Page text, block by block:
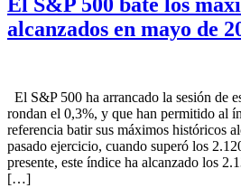
alcanzados en mayo de
El S&P 500 ha arrancado la sesión de
rondan el 0,3%, y que han permitido al
referencia batir sus máximos históricos
pasado ejercicio, cuando superó los
presente, este índice ha alcanzado los
[…]